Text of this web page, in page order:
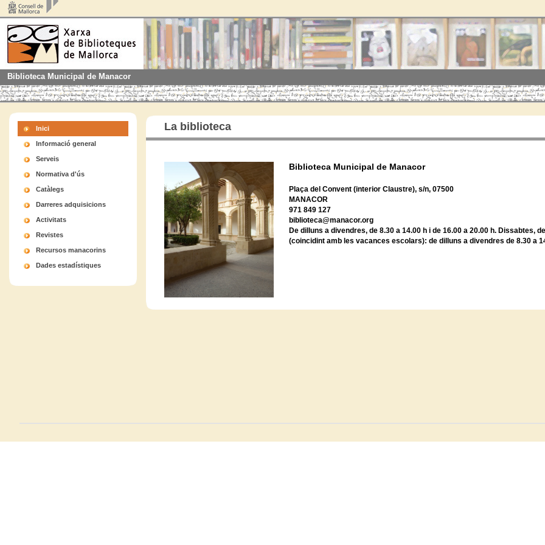
Biblioteca Municipal de Manacor
Inici
Informació general
Serveis
Normativa d'ús
Catàlegs
Darreres adquisicions
Activitats
Revistes
Recursos manacorins
Dades estadístiques
La biblioteca
Biblioteca Municipal de Manacor
Plaça del Convent (interior Claustre), s/n, 07500
MANACOR
971 849 127
biblioteca@manacor.org
De dilluns a divendres, de 8.30 a 14.00 h i de 16.00 a 20.00 h. Dissabtes,
(coincidint amb les vacances escolars): de dilluns a divendres de 8.30 a